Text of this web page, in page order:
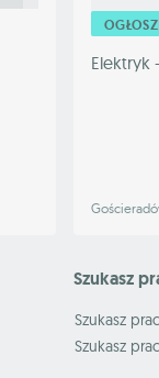
Elektryk
Szukasz
Szukasz
Szukasz